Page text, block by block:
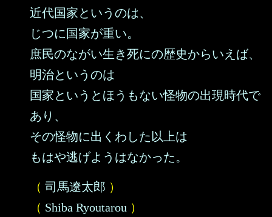
近代国家というのは、
じつに国家が重い。
庶民のながい生き死にの歴史からいえば、
明治というのは
国家というとほうもない怪物の出現時代で
あり、
その怪物に出くわした以上は
もはや逃げようはなかった。
（ 司馬遼太郎 ）
（ Shiba Ryoutarou ）